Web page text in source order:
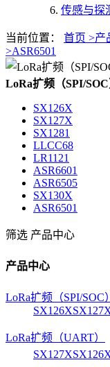
传感与探
当前位置： 首页 >产
>ASR6501
LoRa扩频（SPI/SOC
SX126X
SX127X
SX1281
LLCC68
LR1121
ASR6601
ASR6505
SX130X
ASR6501
筛选 产品中心
产品中心
LoRa扩频（SPI/SOC）
SX126X
LoRa扩频（UART）
SX127X